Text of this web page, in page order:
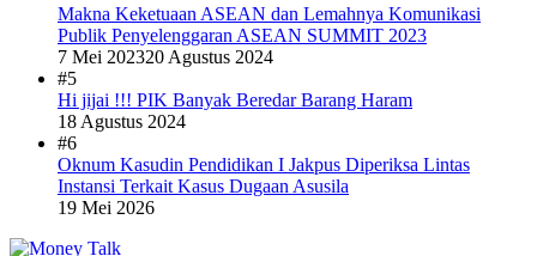
Makna Keketuaan ASEAN dan Lemahnya Komunikasi
Publik Penyelenggaran ASEAN SUMMIT 2023
7 Mei 202320 Agustus 2024
#5
Hi jijai !!! PIK Banyak Beredar Barang Haram
18 Agustus 2024
#6
Oknum Kasudin Pendidikan I Jakpus Diperiksa Lintas
Instansi Terkait Kasus Dugaan Asusila
19 Mei 2026